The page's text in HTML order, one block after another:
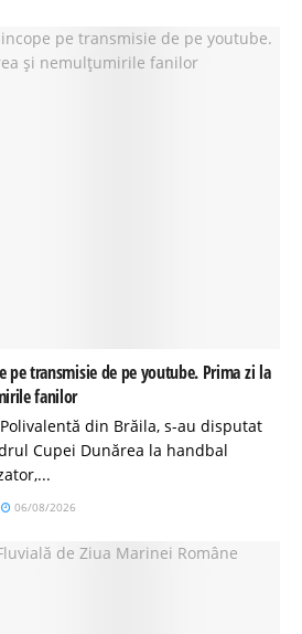
pe transmisie de pe youtube. Prima zi la
fanilor
din Brăila, s-au disputat
Cupei Dunărea la handbal
06/08/2026